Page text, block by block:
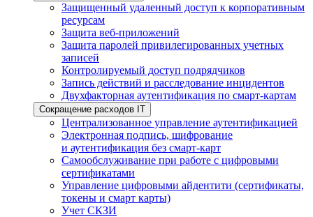
Защищенный удаленный доступ к корпоративным
ресурсам
Защита веб-приложений
Защита паролей привилегированных учетных
записей
Контролируемый доступ подрядчиков
Запись действий и расследование инцидентов
Двухфакторная аутентификация по смарт-картам
Сокращение расходов IT
Централизованное управление аутентификацией
Электронная подпись, шифрование
и аутентификация без смарт-карт
Самообслуживание при работе с цифровыми
сертификатами
Управление цифровыми айдентити (сертификаты,
токены и смарт карты)
Учет СКЗИ